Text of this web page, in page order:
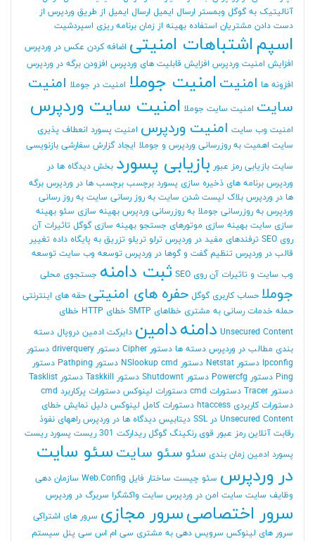
آنالیتیک به گوگل وبمستر ارسال ایمیل ارسال ایمیل از طریق وردپرس از
دست دادن مشتریان استفاده بهینه از زمان برنامه ریزی اسپردشیت
اسپم اشتباهات امنیتی اضافه کردن عکس در وردپرس
افزایش امنیت وردپرس افزایش قابلیت های وردپرس افزودن برگه در وردپرس
افزونه ها امنیت امنیت جوملا امنیت در جوملا امنیت
سایت امنیت سایت جوملا امنیت سایت وردپرس
امنیت وب سایت امنیت وردپرس امنیت پسورد انعطاف پذیری
سایت اهمیت به روزرسانی وردپرس و جوملا ایجاد گزارش سفارشی بازنویسی
سایت بازیابی رمز عبور بازیابی پسورد بخش دیدگاه ها در
وردپرس برنامه های ذخیره سازی پسورد برچسب برچسب ها در وردپرس برگه
ها در وردپرس بلاک لیست شدن سایت به روز رسانی سایت به روز رسانی
وردپرس به روزرسانی جوملا به روزرسانی وردپرس بهینه سازی سئو بهینه
سازی سایت بهینه سازی موتورهای جستجو بهینه سازی گوگل تاثیرات آن
روی SEO
ترفندهای مفید در وردپرس ترلو تریلو تزریق به پایگاه داده تغییر
قالب در وردپرس تنظیم گفت و گوها در وردپرس توسعه وب سایت توسعه
وب سایت و تاثیرات آن روی SEO
ثبت دامنه جستجوی محلی
جوملا حساب کاربری گوگل حفره های امنیتی حقه های اینترنتی
حمله خدمات رسانی به مشتری خطاهای SMTP خطای HTTP
خطای
Unsecured Content دامنهدامین دایرکت ادمین دروپال دسته
بندی مطالب در وردپرس دسته ها دستور Cipher دستور driverquery
دستور
Ipconfig دستور Netstat دستور NSlookup cmd دستور Pathping
دستور
Ping دستور Powercfg دستور Shutdownt دستور Taskkill
دستور Tasklist
دستور Tracer
دستورات cmd دستورات لینوکس دستورات پرکاربرد cmd
دستورات کاربردی htaccess
دستورات کامل لینوکس دلیل نمایش خطای
Unsecured Content در SSL
دیتابیس دیدگاه ها در وردپرس راههای نفوذ
رقابت آنلاین رمز عبور قوی رنکینگ گوگل ریدارکت 301 ریست پسورد ریست
پسورد ادمین زمان بندی سئو سئو سایت سئو سایت
در وردپرس سئو چیست ساختار فایل Web.Config
سازمان دهی
وظایف سایت سایت امن در وردپرس سایت واکشگرا سربرگ در وردپرس
سرور اختصاصیسرور مجازی سرور های اشتراکی
سرور های لینوکس سرویس دهی به مشتری سی ام اس سی پنل سیستم